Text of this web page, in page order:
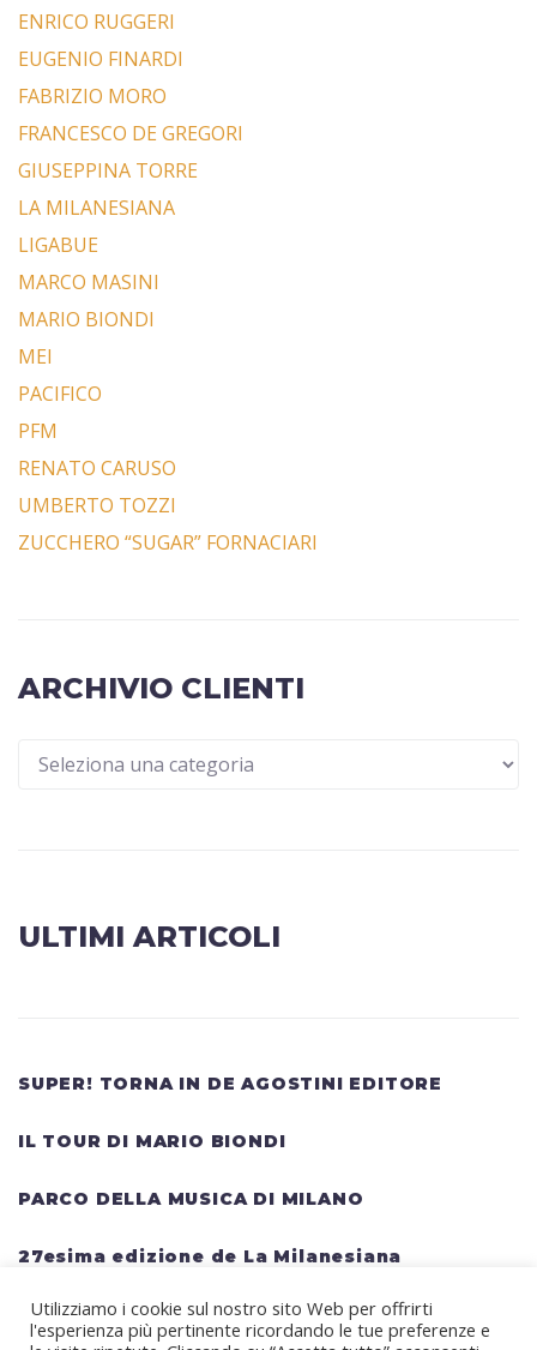
ENRICO RUGGERI
EUGENIO FINARDI
FABRIZIO MORO
FRANCESCO DE GREGORI
GIUSEPPINA TORRE
LA MILANESIANA
LIGABUE
MARCO MASINI
MARIO BIONDI
MEI
PACIFICO
PFM
RENATO CARUSO
UMBERTO TOZZI
ZUCCHERO “SUGAR” FORNACIARI
ARCHIVIO CLIENTI
ULTIMI ARTICOLI
SUPER! TORNA IN DE AGOSTINI EDITORE
IL TOUR DI MARIO BIONDI
PARCO DELLA MUSICA DI MILANO
27esima edizione de La Milanesiana
HELLWATT FESTIVAL: una lineup gigantesca
Utilizziamo i cookie sul nostro sito Web per offrirti
l'esperienza più pertinente ricordando le tue preferenze e